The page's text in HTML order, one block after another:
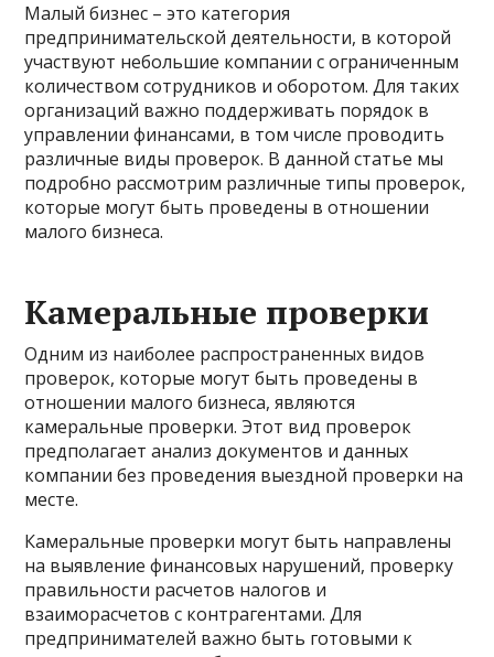
Малый бизнес – это категория
предпринимательской деятельности, в которой
участвуют небольшие компании с ограниченным
количеством сотрудников и оборотом. Для таких
организаций важно поддерживать порядок в
управлении финансами, в том числе проводить
различные виды проверок. В данной статье мы
подробно рассмотрим различные типы проверок,
которые могут быть проведены в отношении
малого бизнеса.
Камеральные проверки
Одним из наиболее распространенных видов
проверок, которые могут быть проведены в
отношении малого бизнеса, являются
камеральные проверки. Этот вид проверок
предполагает анализ документов и данных
компании без проведения выездной проверки на
месте.
Камеральные проверки могут быть направлены
на выявление финансовых нарушений, проверку
правильности расчетов налогов и
взаиморасчетов с контрагентами. Для
предпринимателей важно быть готовыми к